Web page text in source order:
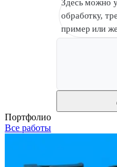
Здесь можно
обработку,
пример или
Портфолио
Все работы